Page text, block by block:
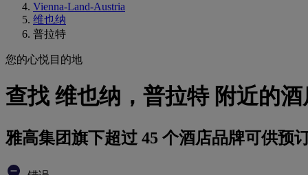
Vienna-Land-Austria
维也纳
普拉特
您的心悦目的地
查找 维也纳，普拉特 附近的酒
雅高集团旗下超过 45 个酒店品牌可供预